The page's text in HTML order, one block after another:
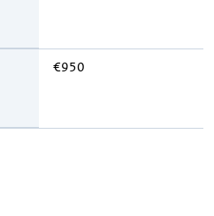
€950